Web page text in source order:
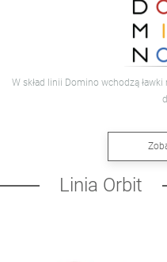
W skład linii Domino wchodzą ławki
Linia Orbit